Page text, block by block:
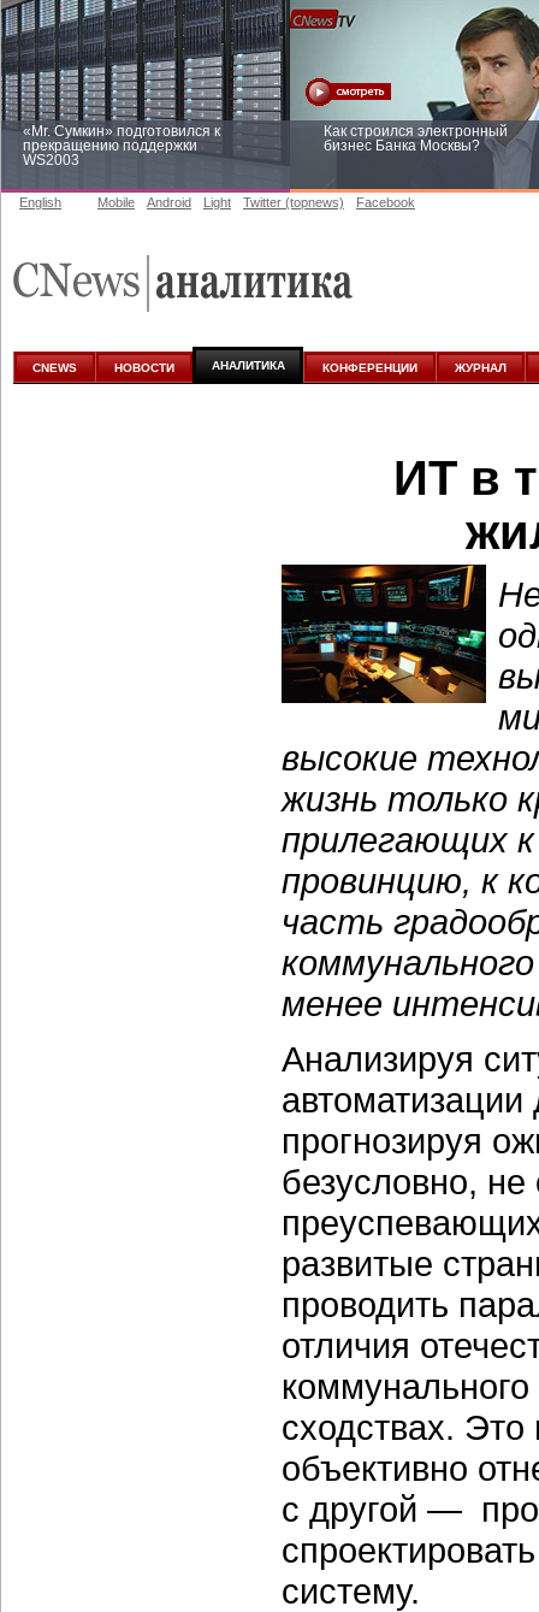
«Mr. Сумкин» подготовился к
прекращению поддержки
WS2003
Как строился электронный
бизнес Банка Москвы?
аналитике
English Mobile Android Light Twitter (topnews) Facebook
CNEWS НОВОСТИ АНАЛИТИКА КОНФЕРЕНЦИИ ЖУРНАЛ
ИТ в
высокие
жизнь только
прилегающих
провинцию, к
часть
менее
Анализируя
прогнозируя
безусловно,
развитые
проводить
отличия
сходствах.
объективно
с другой —
систему.